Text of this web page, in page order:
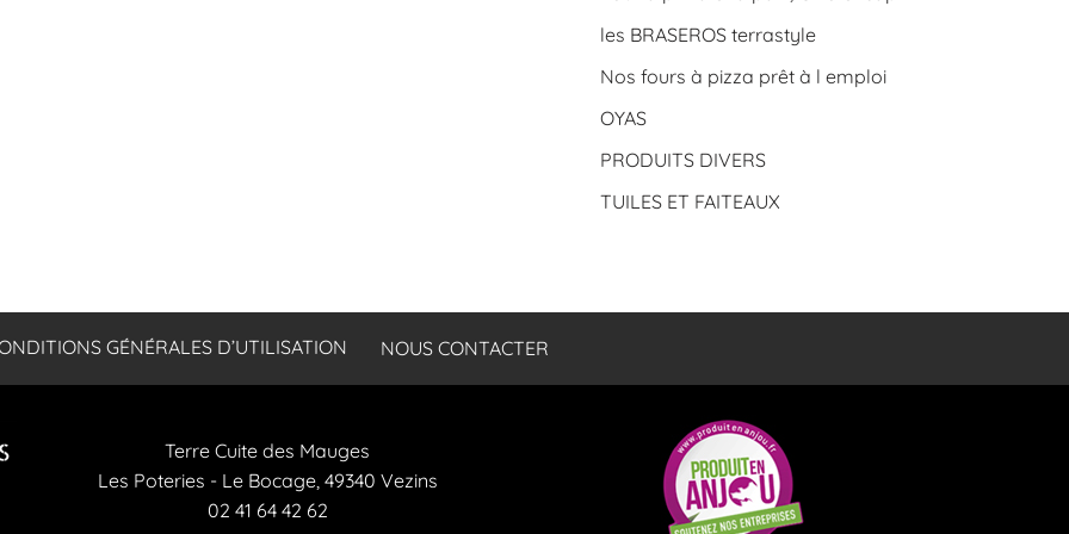
les BRASEROS terrastyle
Nos fours à pizza prêt à l emploi
OYAS
PRODUITS DIVERS
TUILES ET FAITEAUX
GÉNÉRALES D’UTILISATION NOUS CONTACTER
Terre Cuite des Mauges
Les Poteries - Le Bocage, 49340 Vezins
02 41 64 42 62